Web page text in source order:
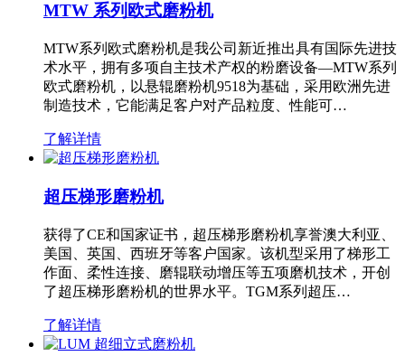
MTW 系列欧式磨粉机
MTW系列欧式磨粉机是我公司新近推出具有国际先进技
术水平，拥有多项自主技术产权的粉磨设备—MTW系列
欧式磨粉机，以悬辊磨粉机9518为基础，采用欧洲先进
制造技术，它能满足客户对产品粒度、性能可…
了解详情
超压梯形磨粉机
获得了CE和国家证书，超压梯形磨粉机享誉澳大利亚、
美国、英国、西班牙等客户国家。该机型采用了梯形工
作面、柔性连接、磨辊联动增压等五项磨机技术，开创
了超压梯形磨粉机的世界水平。TGM系列超压…
了解详情